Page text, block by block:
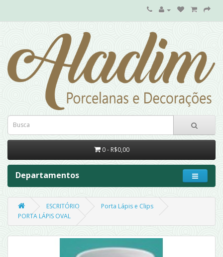
0 - R$0,00
Departamentos
ESCRITÓRIO
Porta Lápis e Clips
PORTA LÁPIS OVAL